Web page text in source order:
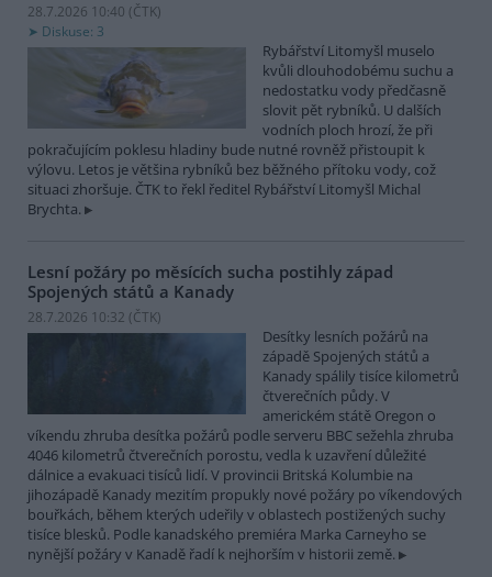
28.7.2026 10:40 (ČTK)
Diskuse: 3
Rybářství Litomyšl muselo
kvůli dlouhodobému suchu a
nedostatku vody předčasně
slovit pět rybníků. U dalších
vodních ploch hrozí, že při
pokračujícím poklesu hladiny bude nutné rovněž přistoupit k
výlovu. Letos je většina rybníků bez běžného přítoku vody, což
situaci zhoršuje. ČTK to řekl ředitel Rybářství Litomyšl Michal
Brychta.
Lesní požáry po měsících sucha postihly západ
Spojených států a Kanady
28.7.2026 10:32 (ČTK)
Desítky lesních požárů na
západě Spojených států a
Kanady spálily tisíce kilometrů
čtverečních půdy. V
americkém státě Oregon o
víkendu zhruba desítka požárů podle serveru BBC sežehla zhruba
4046 kilometrů čtverečních porostu, vedla k uzavření důležité
dálnice a evakuaci tisíců lidí. V provincii Britská Kolumbie na
jihozápadě Kanady mezitím propukly nové požáry po víkendových
bouřkách, během kterých udeřily v oblastech postižených suchy
tisíce blesků. Podle kanadského premiéra Marka Carneyho se
nynější požáry v Kanadě řadí k nejhorším v historii země.